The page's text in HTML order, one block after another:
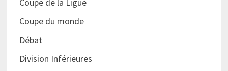
Coupe de la Ligue
Coupe du monde
Débat
Division Inférieures